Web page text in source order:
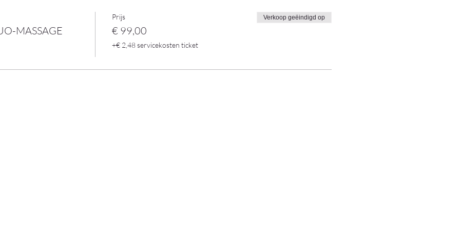
promostuntactie kunnen genieten met Valentijn!
MASSAGE
Prijs
€ 99,00
+€ 2,48 servicekosten ticket
Verkoop geëindigd op